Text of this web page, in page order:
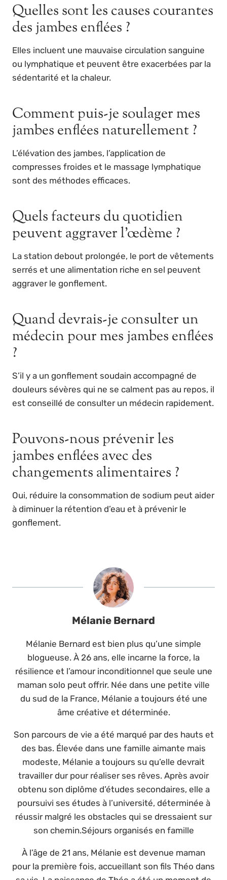
Quelles sont les causes courantes
des jambes enflées ?
Elles incluent une mauvaise circulation sanguine
ou lymphatique et peuvent être exacerbées par la
sédentarité et la chaleur.
Comment puis-je soulager mes
jambes enflées naturellement ?
L’élévation des jambes, l’application de
compresses froides et le massage lymphatique
sont des méthodes efficaces.
Quels facteurs du quotidien
peuvent aggraver l’œdème ?
La station debout prolongée, le port de vêtements
serrés et une alimentation riche en sel peuvent
aggraver le gonflement.
Quand devrais-je consulter un
médecin pour mes jambes enflées
?
S’il y a un gonflement soudain accompagné de
douleurs sévères qui ne se calment pas au repos, il
est conseillé de consulter un médecin rapidement.
Pouvons-nous prévenir les
jambes enflées avec des
changements alimentaires ?
Oui, réduire la consommation de sodium peut aider
à diminuer la rétention d’eau et à prévenir le
gonflement.
Mélanie Bernard
Mélanie Bernard est bien plus qu’une simple
blogueuse. À 26 ans, elle incarne la force, la
résilience et l’amour inconditionnel que seule une
maman solo peut offrir. Née dans une petite ville
du sud de la France, Mélanie a toujours été une
âme créative et déterminée.
Son parcours de vie a été marqué par des hauts et
des bas. Élevée dans une famille aimante mais
modeste, Mélanie a toujours su qu’elle devrait
travailler dur pour réaliser ses rêves. Après avoir
obtenu son diplôme d’études secondaires, elle a
poursuivi ses études à l’université, déterminée à
réussir malgré les obstacles qui se dressaient sur
son chemin.Séjours organisés en famille
À l’âge de 21 ans, Mélanie est devenue maman
pour la première fois, accueillant son fils Théo dans